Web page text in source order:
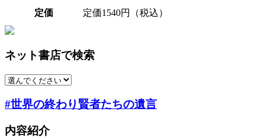
定価
定価1540円（税込）
ネット書店で検索
#世界の終わり賢者たちの遺言
内容紹介